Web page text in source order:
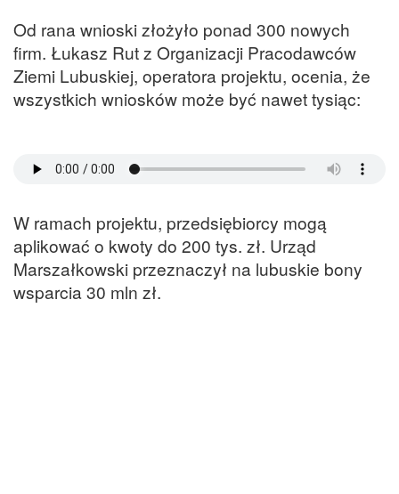
Od rana wnioski złożyło ponad 300 nowych
firm. Łukasz Rut z Organizacji Pracodawców
Ziemi Lubuskiej, operatora projektu, ocenia, że
wszystkich wniosków może być nawet tysiąc:
W ramach projektu, przedsiębiorcy mogą
aplikować o kwoty do 200 tys. zł. Urząd
Marszałkowski przeznaczył na lubuskie bony
wsparcia 30 mln zł.